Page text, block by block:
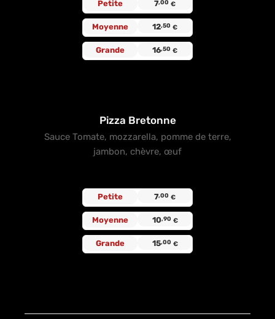
Petite 7,00 €
Moyenne 12,50 €
Grande 16,50 €
Pizza Bretonne
Sauce Tomate, mozzarella, pomme de terre,
jambon, chèvre, œuf
Petite 7,00 €
Moyenne 10,90 €
Grande 15,00 €